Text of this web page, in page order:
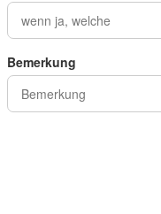
Bemerkung